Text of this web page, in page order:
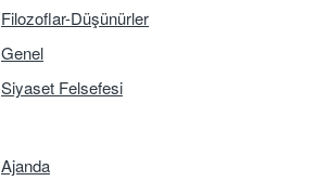
Filozoflar-Düşünürler
Genel
Siyaset Felsefesi
Ajanda